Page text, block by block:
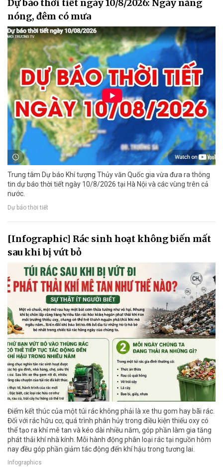
Dự báo thời tiết ngày 10/8/2026: Ngày nắng
nóng, đêm có mưa
Trung tâm Dự báo Khí tượng Thủy văn Quốc gia vừa đưa ra thông
tin dự báo thời tiết ngày 10/8/2026 tại Hà Nội và các vùng trên cả
nước.
Dự báo thời tiết
[Infographic] Rác sinh hoạt không biến mất
sau khi bị vứt bỏ
Điểm kết thúc của một túi rác không phải là xe thu gom hay bãi rác.
Đối với rác hữu cơ, quá trình phân hủy trong điều kiện thiếu oxy có
thể tạo ra khí mê tan và kéo dài nhiều năm, góp phần làm gia tăng
phát thải khí nhà kính. Mỗi hành động phân loại rác tại nguồn hôm
nay đều góp phần giảm tác động đến khí hậu trong tương lai.
Infographics